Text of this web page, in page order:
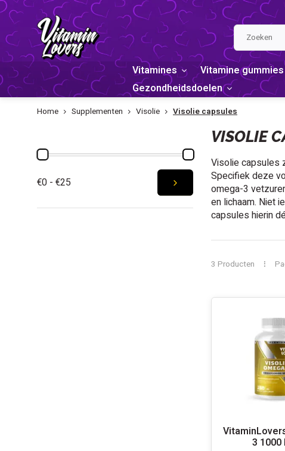
Vitamines Vitamine gummies
Gezondheidsdoelen
Home Supplementen Visolie Visolie capsules
€0 - €25
VISOLIE
Visolie capsules
Specifiek deze
omega-3
en lichaam. Niet
capsules hierin
3 Producten
3 1000